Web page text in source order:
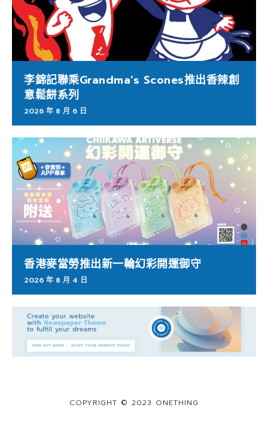
李錦記聯乘Grandma’s Scones推出香辣創
意鬆餅系列
2026 年 8 月 6 日
香港麥當勞推出新一輪幻彩開運御守
2026 年 8 月 4 日
COPYRIGHT © 2023 ONETHING